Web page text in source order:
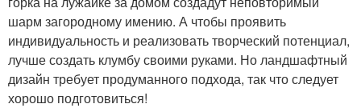
шарм загородному имению. А чтобы проявить
индивидуальность и реализовать творческий потенциал,
лучше создать клумбу своими руками. Но ландшафтный
дизайн требует продуманного подхода, так что следует
хорошо подготовиться!